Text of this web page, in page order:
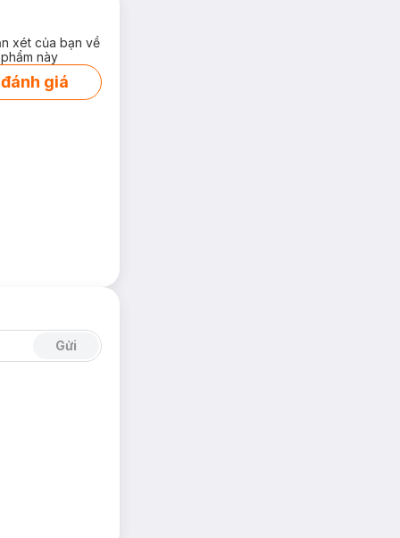
chai màu
nước hoa còn
xét của bạn về
này
giá
Gửi